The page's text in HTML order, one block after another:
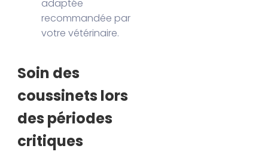
adaptée
recommandée par
votre vétérinaire.
Soin des
coussinets lors
des périodes
critiques